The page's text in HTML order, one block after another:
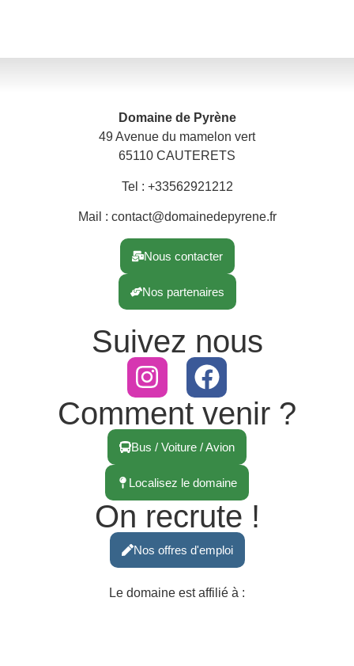
Domaine de Pyrène
49 Avenue du mamelon vert
65110 CAUTERETS
Tel : +33562921212
Mail : contact@domainedepyrene.fr
Nous contacter
Nos partenaires
Suivez nous
Comment venir ?
Bus / Voiture / Avion
Localisez le domaine
On recrute !
Nos offres d'emploi
Le domaine est affilié à :